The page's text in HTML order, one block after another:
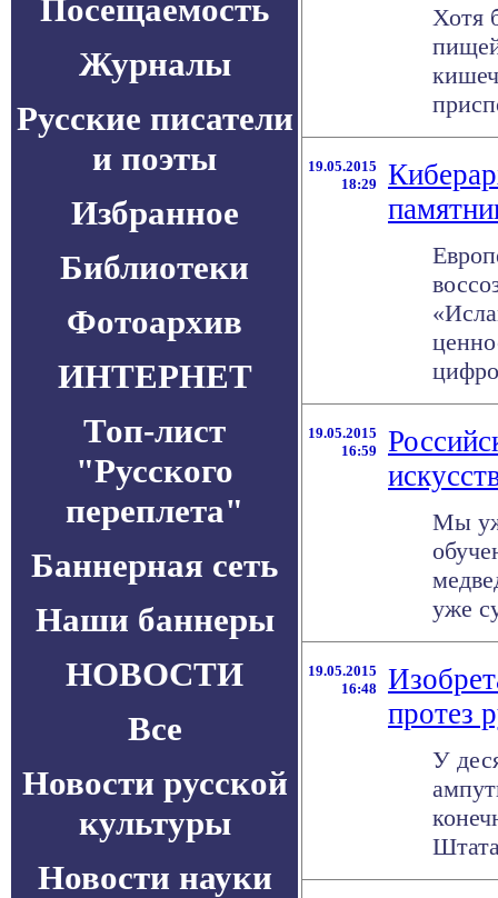
Посещаемость
Журналы
Русские писатели
и поэты
Избранное
Библиотеки
Фотоархив
ИНТЕРНЕТ
Топ-лист
"Русского
переплета"
Баннерная сеть
Наши баннеры
НОВОСТИ
Все
Новости русской
культуры
Новости науки
Хотя
19.05.2015
18:29
19.05.2015
16:59
Мы
уже
19.05.2015
16:48
протез
У